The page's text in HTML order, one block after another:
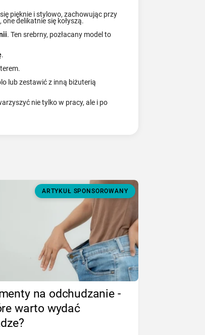
pięknie i stylowo, zachowując przy
delikatnie się kołyszą.
. Ten srebrny, pozłacany model to
.
lub zestawić z inną biżuterią
nie tylko w pracy, ale i po
ARTYKUŁ SPONSOROWANY
na odchudzanie -
warto wydać